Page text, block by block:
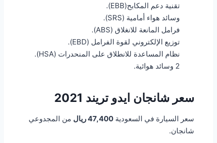
تقنية دعم المكابح(EBB).
وسائد هواء أمامية (SRS).
فرامل المانعة للانغلاق (ABS).
توزيع الإلكتروني لقوة الفرامل (EBD).
نظام المساعدة للانطلاق على المنحدرات (HSA).
2 وسائد هوائية.
سعر شانجان ايدو تريند 2021
سعر السيارة في السعودية 47,400 ريال
من المجدوعي
شانجان.